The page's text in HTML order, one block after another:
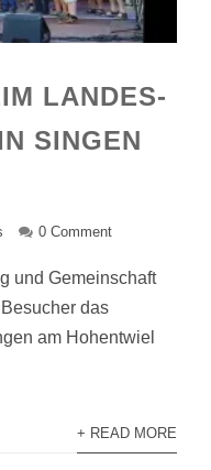
LANDES-
SINGEN
0 Comment
und Gemeinschaft
das
am Hohentwiel
+ READ MORE